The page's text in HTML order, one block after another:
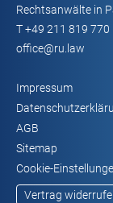
Rechtsanwälte in
T+49 211 819 770
office@ru.law
Impressum
AGB
Sitemap
Cookie-
Vertrag